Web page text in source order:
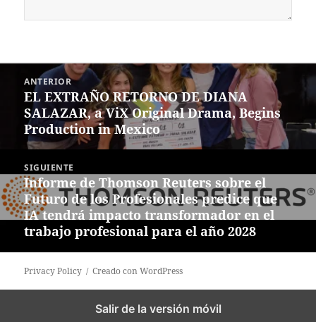
Navegación
entradas
ANTERIOR
Entrada
anterior:
EL EXTRAÑO RETORNO DE DIANA
SALAZAR, a ViX Original Drama, Begins
Production in Mexico
SIGUIENTE
Siguiente
entrada:
Informe de Thomson Reuters sobre el
Futuro de los Profesionales predice que
IA tendrá impacto transformador en el
trabajo profesional para el año 2028
Privacy Policy Creado con WordPress
Salir de la versión móvil